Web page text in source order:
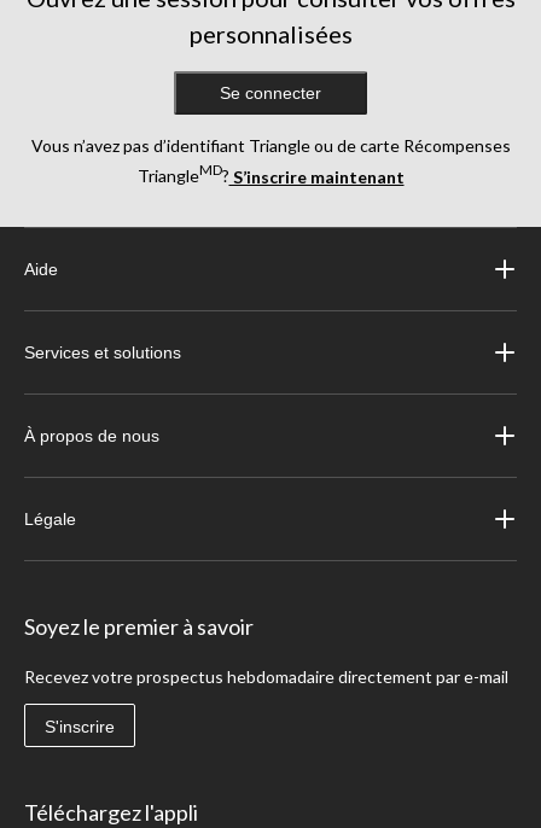
personnalisées
Se connecter
Vous n’avez pas d’identifiant Triangle ou de carte Récompenses
TriangleMD? S’inscrire maintenant
Aide
Services et solutions
À propos de nous
Légale
Soyez le premier à savoir
Recevez votre prospectus hebdomadaire directement par e-mail
S'inscrire
Téléchargez l'appli